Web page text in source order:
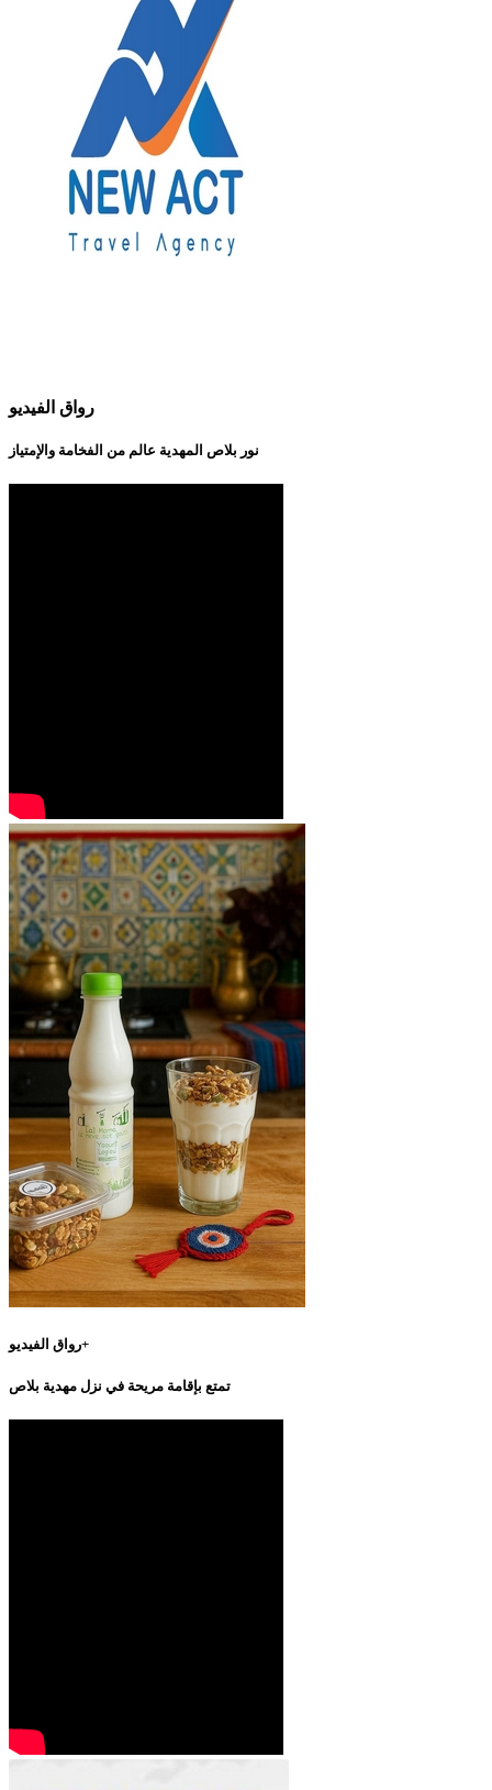
رواق الفيديو
نور بلاص المهدية عالم من الفخامة والإمتياز
رواق الفيديو+
تمتع بإقامة مريحة في نزل مهدية بلاص